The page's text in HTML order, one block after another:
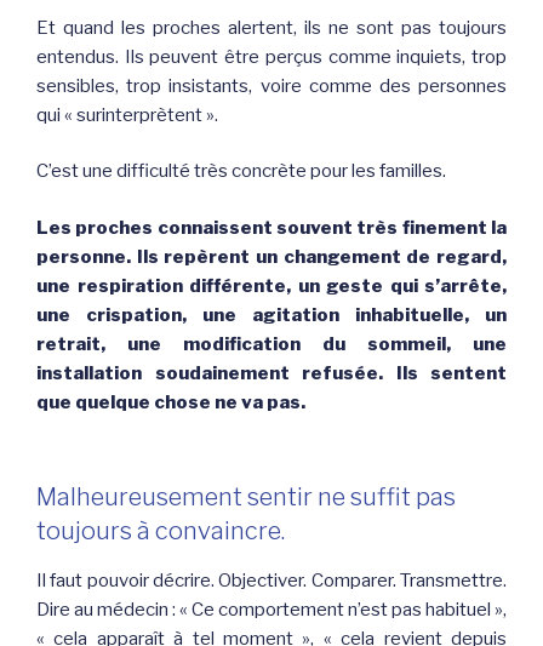
Et quand les proches alertent, ils ne sont pas toujours
entendus. Ils peuvent être perçus comme inquiets, trop
sensibles, trop insistants, voire comme des personnes
qui « surinterprètent ».
C’est une difficulté très concrète pour les familles.
Les proches connaissent souvent très finement la
personne. Ils repèrent un changement de regard,
une respiration différente, un geste qui s’arrête,
une crispation, une agitation inhabituelle, un
retrait, une modification du sommeil, une
installation soudainement refusée. Ils sentent
que quelque chose ne va pas.
Malheureusement sentir ne suffit pas
toujours à convaincre.
Il faut pouvoir décrire. Objectiver. Comparer. Transmettre.
Dire au médecin : « Ce comportement n’est pas habituel »,
« cela apparaît à tel moment », « cela revient depuis